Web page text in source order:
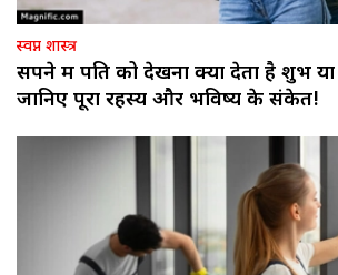
स्वप्न शास्त्र
सपने में पति को देखना क्या देता है शुभ
जानिए पूरा रहस्य और भविष्य के संकेत!